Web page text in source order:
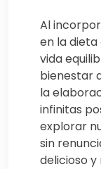
Al
en la dieta
vida
bienestar
la
infinitas
explorar
sin
delicioso y